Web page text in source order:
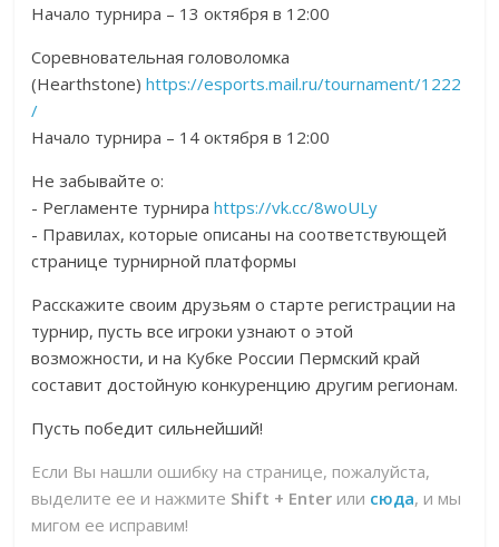
Начало турнира – 13 октября в 12:00
Соревновательная головоломка
(Hearthstone)https://esports.mail.ru/tournament/1222
/
Начало турнира – 14 октября в 12:00
Не забывайте о:
- Регламенте турнираhttps://vk.cc/8woULy
- Правилах, которые описаны на соответствующей
странице турнирной платформы
Расскажите своим друзьям о старте регистрации на
турнир, пусть все игроки узнают о этой
возможности, и на Кубке России Пермский край
составит достойную конкуренцию другим регионам.
Пусть победит сильнейший!
Если Вы нашли ошибку на странице, пожалуйста,
выделите ее и нажмите Shift + Enter или сюда, и мы
мигом ее исправим!